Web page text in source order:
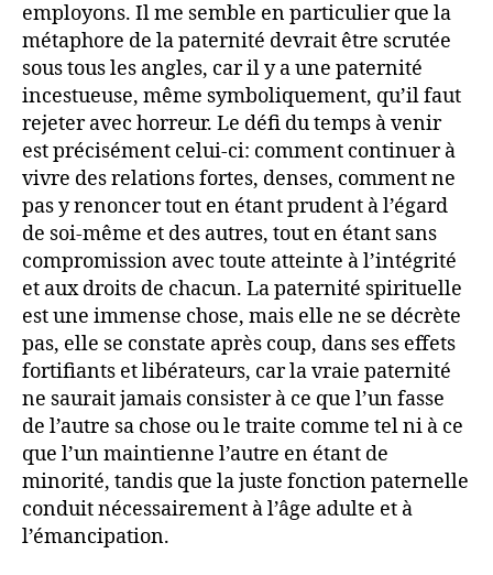
employons. Il me semble en particulier que la
métaphore de la paternité devrait être scrutée
sous tous les angles, car il y a une paternité
incestueuse, même symboliquement, qu’il faut
rejeter avec horreur. Le défi du temps à venir
est précisément celui-ci: comment continuer à
vivre des relations fortes, denses, comment ne
pas y renoncer tout en étant prudent à l’égard
de soi-même et des autres, tout en étant sans
compromission avec toute atteinte à l’intégrité
et aux droits de chacun. La paternité spirituelle
est une immense chose, mais elle ne se décrète
pas, elle se constate après coup, dans ses effets
fortifiants et libérateurs, car la vraie paternité
ne saurait jamais consister à ce que l’un fasse
de l’autre sa chose ou le traite comme tel ni à ce
que l’un maintienne l’autre en étant de
minorité, tandis que la juste fonction paternelle
conduit nécessairement à l’âge adulte et à
l’émancipation.